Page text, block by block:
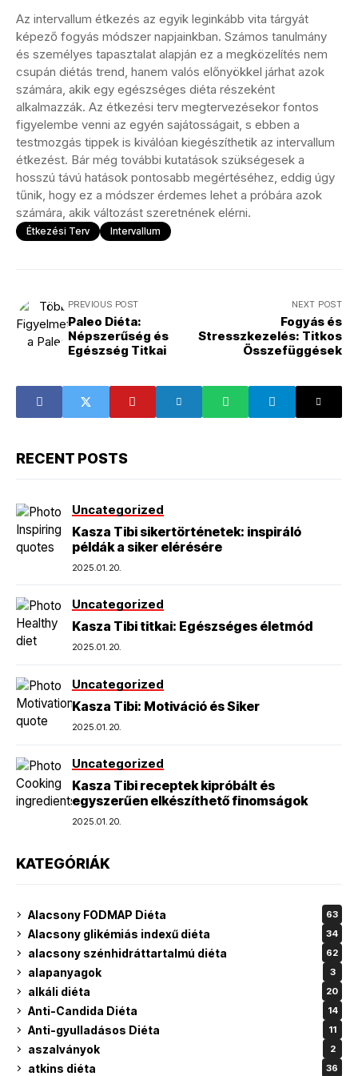
Az intervallum étkezés az egyik leginkább vita tárgyát
képező fogyás módszer napjainkban. Számos tanulmány
és személyes tapasztalat alapján ez a megközelítés nem
csupán diétás trend, hanem valós előnyökkel járhat azok
számára, akik egy egészséges diéta részeként
alkalmazzák. Az étkezési terv megtervezésekor fontos
figyelembe venni az egyén sajátosságait, s ebben a
testmozgás tippek is kiválóan kiegészíthetik az intervallum
étkezést. Bár még további kutatások szükségesek a
hosszú távú hatások pontosabb megértéséhez, eddig úgy
tűnik, hogy ez a módszer érdemes lehet a próbára azok
számára, akik változást szeretnének elérni.
Étkezési Terv Intervallum
PREVIOUS POST
Paleo Diéta:
Népszerűség és
Egészség Titkai
NEXT POST
Fogyás és
Stresszkezelés: Titkos
Összefüggések
RECENT POSTS
Uncategorized
Kasza Tibi sikertörténetek: inspiráló
példák a siker elérésére
2025.01.20.
Uncategorized
Kasza Tibi titkai: Egészséges életmód
2025.01.20.
Uncategorized
Kasza Tibi: Motiváció és Siker
2025.01.20.
Uncategorized
Kasza Tibi receptek kipróbált és
egyszerűen elkészíthető finomságok
2025.01.20.
KATEGÓRIÁK
Alacsony FODMAP Diéta 63
Alacsony glikémiás indexű diéta 34
alacsony szénhidráttartalmú diéta 62
alapanyagok 3
alkáli diéta 20
Anti-Candida Diéta 14
Anti-gyulladásos Diéta 11
aszalványok 2
atkins diéta 36